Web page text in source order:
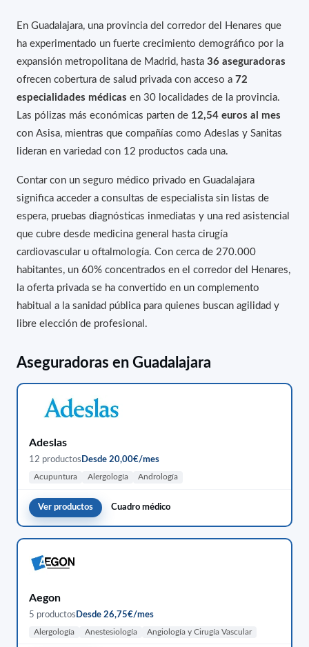
En Guadalajara, una provincia del corredor del Henares que
ha experimentado un fuerte crecimiento demográfico por la
expansión metropolitana de Madrid, hasta 36 aseguradoras
ofrecen cobertura de salud privada con acceso a 72
especialidades médicas en 30 localidades de la provincia.
Las pólizas más económicas parten de 12,54 euros al mes
con Asisa, mientras que compañías como Adeslas y Sanitas
lideran en variedad con 12 productos cada una.
Contar con un seguro médico privado en Guadalajara
significa acceder a consultas de especialista sin listas de
espera, pruebas diagnósticas inmediatas y una red asistencial
que cubre desde medicina general hasta cirugía
cardiovascular u oftalmología. Con cerca de 270.000
habitantes, un 60% concentrados en el corredor del Henares,
la oferta privada se ha convertido en un complemento
habitual a la sanidad pública para quienes buscan agilidad y
libre elección de profesional.
Aseguradoras en Guadalajara
Adeslas
12 productos Desde 20,00€/mes
Acupuntura Alergología Andrología
Ver productos Cuadro médico
Aegon
5 productos Desde 26,75€/mes
Alergología Anestesiología Angiología y Cirugía Vascular